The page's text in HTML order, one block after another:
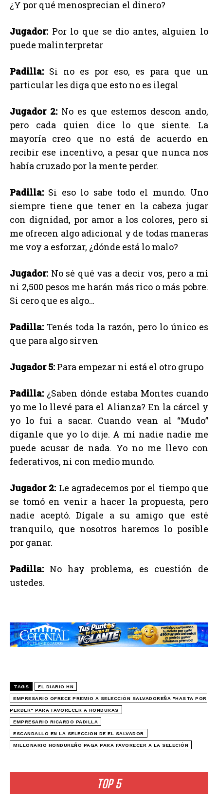
TOP 5
¿Y por qué menosprecian el dinero?
Jugador: Por lo que se dio antes, alguien lo
puede malinterpretar
Padilla: Si no es por eso, es para que un
particular les diga que esto no es ilegal
Jugador 2: No es que estemos descon ando,
pero cada quien dice lo que siente. La
mayoría creo que no está de acuerdo en
recibir ese incentivo, a pesar que nunca nos
había cruzado por la mente perder.
Padilla: Si eso lo sabe todo el mundo. Uno
siempre tiene que tener en la cabeza jugar
con dignidad, por amor a los colores, pero si
me ofrecen algo adicional y de todas maneras
me voy a esforzar, ¿dónde está lo malo?
Jugador: No sé qué vas a decir vos, pero a mí
ni 2,500 pesos me harán más rico o más pobre.
Si cero que es algo…
Padilla: Tenés toda la razón, pero lo único es
que para algo sirven
Jugador 5: Para empezar ni está el otro grupo
Padilla: ¿Saben dónde estaba Montes cuando
yo me lo llevé para el Alianza? En la cárcel y
yo lo fui a sacar. Cuando vean al “Mudo”
díganle que yo lo dije. A mí nadie nadie me
puede acusar de nada. Yo no me llevo con
federativos, ni con medio mundo.
Jugador 2: Le agradecemos por el tiempo que
se tomó en venir a hacer la propuesta, pero
nadie aceptó. Dígale a su amigo que esté
tranquilo, que nosotros haremos lo posible
por ganar.
Padilla: No hay problema, es cuestión de
ustedes.
TAGS EL DIARIO HN
EMPRESARIO OFRECE PREMIO A SELECCIÓN SALVADOREÑA "HASTA POR
PERDER" PARA FAVORECER A HONDURAS
EMPRESARIO RICARDO PADILLA
ESCANDALLO EN LA SELECCIÓN DE EL SALVADOR
MILLONARIO HONDUREÑO PAGA PARA FAVORECER A LA SELECIÓN